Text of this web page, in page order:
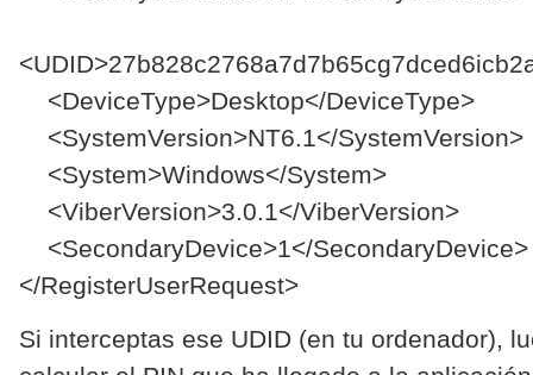
<DeviceType>Desktop</DeviceType>
<SystemVersion>NT6.1</SystemVersion>
<System>Windows</System>
<ViberVersion>3.0.1</ViberVersion>
<SecondaryDevice>1</SecondaryDevice>
</RegisterUserRequest>
Si interceptas ese UDID (en tu ordenador),